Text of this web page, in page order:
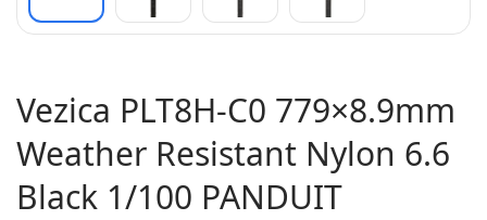
Vezica PLT8H-C0 779×8.9mm
Weather Resistant Nylon 6.6
Black 1/100 PANDUIT